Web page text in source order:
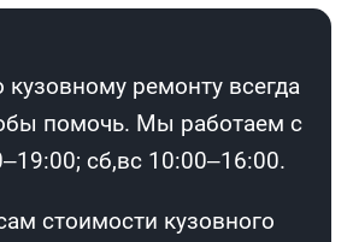
ремонту всегда
помочь. Мы работаем с
сб,вс 10:00–16:00.
стоимости кузовного